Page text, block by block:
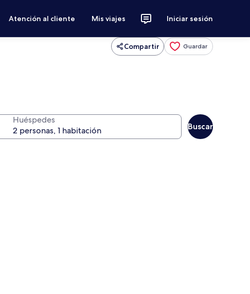
Atención al cliente Mis viajes Iniciar sesión
Compartir Guardar
Huéspedes
Buscar